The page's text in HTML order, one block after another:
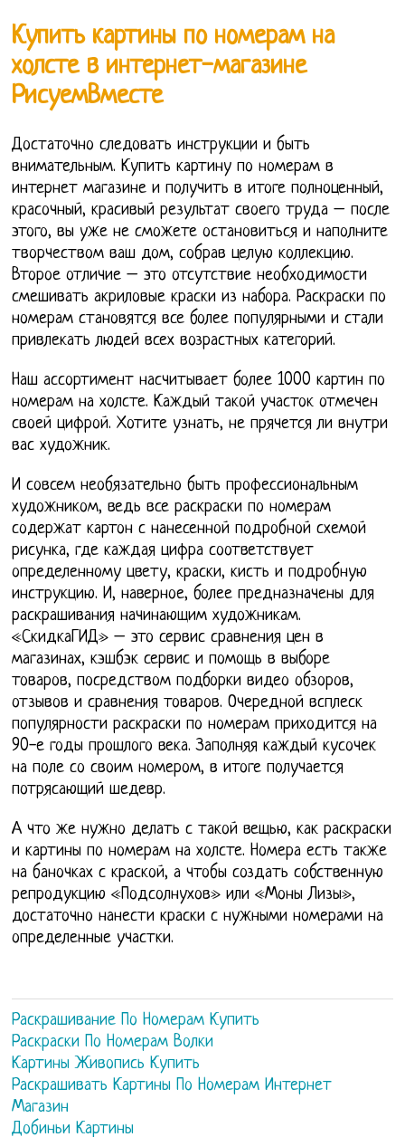
Купить картины по номерам на
холсте в интернет-магазине
РисуемВместе
Достаточно следовать инструкции и быть
внимательным. Купить картину по номерам в
интернет магазине и получить в итоге полноценный,
красочный, красивый результат своего труда – после
этого, вы уже не сможете остановиться и наполните
творчеством ваш дом, собрав целую коллекцию.
Второе отличие – это отсутствие необходимости
смешивать акриловые краски из набора. Раскраски по
номерам становятся все более популярными и стали
привлекать людей всех возрастных категорий.
Наш ассортимент насчитывает более 1000 картин по
номерам на холсте. Каждый такой участок отмечен
своей цифрой. Хотите узнать, не прячется ли внутри
вас художник.
И совсем необязательно быть профессиональным
художником, ведь все раскраски по номерам
содержат картон с нанесенной подробной схемой
рисунка, где каждая цифра соответствует
определенному цвету, краски, кисть и подробную
инструкцию. И, наверное, более предназначены для
раскрашивания начинающим художникам.
«СкидкаГИД» – это сервис сравнения цен в
магазинах, кэшбэк сервис и помощь в выборе
товаров, посредством подборки видео обзоров,
отзывов и сравнения товаров. Очередной всплеск
популярности раскраски по номерам приходится на
90-е годы прошлого века. Заполняя каждый кусочек
на поле со своим номером, в итоге получается
потрясающий шедевр.
А что же нужно делать с такой вещью, как раскраски
и картины по номерам на холсте. Номера есть также
на баночках с краской, а чтобы создать собственную
репродукцию «Подсолнухов» или «Моны Лизы»,
достаточно нанести краски с нужными номерами на
определенные участки.
Раскрашивание По Номерам Купить
Раскраски По Номерам Волки
Картины Живопись Купить
Раскрашивать Картины По Номерам Интернет
Магазин
Добиньи Картины